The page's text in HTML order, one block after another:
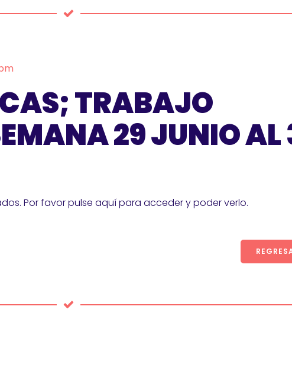
TRABAJO
29 JUNIO AL
Por favor pulse aquí para acceder y poder verlo.